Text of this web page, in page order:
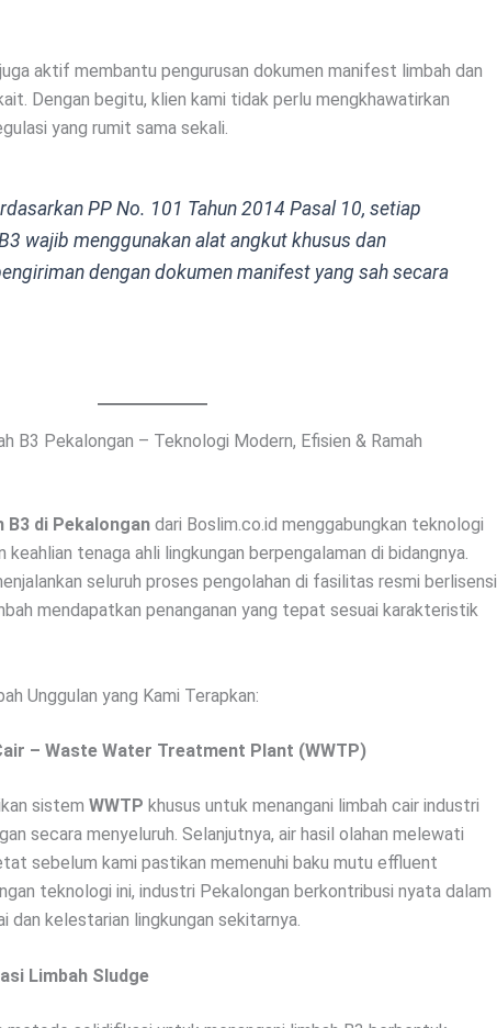
aktif membantu pengurusan dokumen manifest limbah dan
Dengan begitu, klien kami tidak perlu mengkhawatirkan
yang rumit sama sekali.
PP No. 101 Tahun 2014 Pasal 10, setiap
wajib menggunakan alat angkut khusus dan
dengan dokumen manifest yang sah secara
B3 Pekalongan – Teknologi Modern, Efisien & Ramah
B3 di Pekalongan dari Boslim.co.id menggabungkan teknologi
keahlian tenaga ahli lingkungan berpengalaman di bidangnya.
seluruh proses pengolahan di fasilitas resmi berlisensi
mendapatkan penanganan yang tepat sesuai karakteristik
Unggulan yang Kami Terapkan:
– Waste Water Treatment Plant (WWTP)
sistem WWTP khusus untuk menangani limbah cair industri
secara menyeluruh. Selanjutnya, air hasil olahan melewati
sebelum kami pastikan memenuhi baku mutu effluent
teknologi ini, industri Pekalongan berkontribusi nyata dalam
dan kelestarian lingkungan sekitarnya.
Limbah Sludge